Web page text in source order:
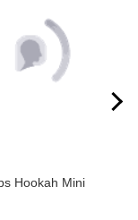
Hookah Mini